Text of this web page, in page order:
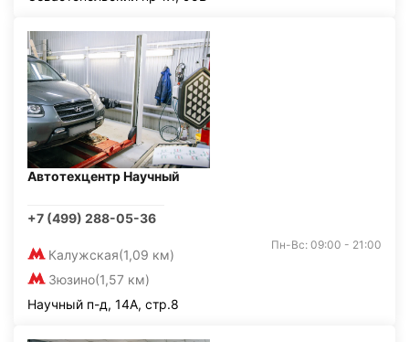
Автотехцентр Научный
+7 (499) 288-05-36
Калужская(1,09 км)
Зюзино(1,57 км)
Пн-Вс: 09:00 - 21:00
Научный п-д, 14А, стр.8